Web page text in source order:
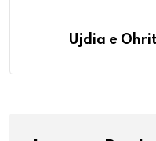
Ujdia e